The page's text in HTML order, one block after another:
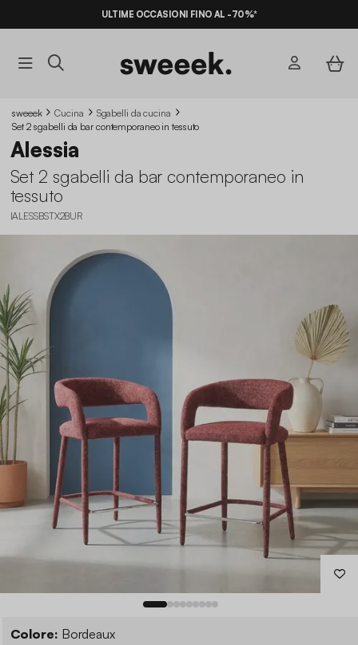
ULTIME OCCASIONI FINO AL -70%*
sweeek Cucina
Sgabelli da cucina​
Set 2 sgabelli da bar contemporaneo in tessuto
Alessia
Set 2 sgabelli da bar contemporaneo in
tessuto
IALESSBSTX2BUR
Colore: Bordeaux